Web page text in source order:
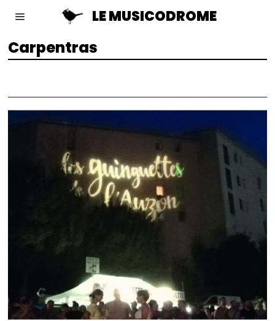
LE MUSICODROME
Carpentras